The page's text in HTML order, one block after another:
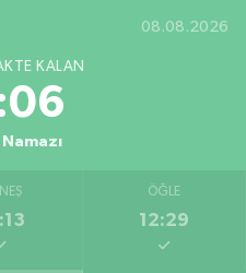
08.08.2026
KALAN
Namazı
ÖĞLE
12:29